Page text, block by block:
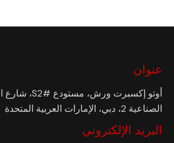
عنوان
الصناعية 2، دبي، الإمارات العربية المتحدة
البريد الإلكتروني